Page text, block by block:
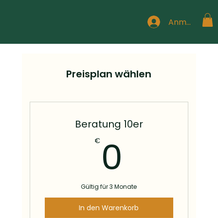
Anmelden
Preisplan wählen
Beratung 10er
€ 0
Gültig für 3 Monate
In den Warenkorb